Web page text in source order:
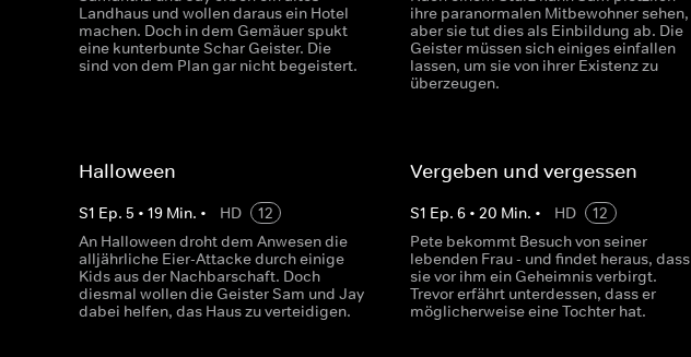
Landhaus und wollen daraus ein Hotel
machen. Doch in dem Gemäuer spukt
eine kunterbunte Schar Geister. Die
sind von dem Plan gar nicht begeistert.
ihre paranormalen Mitbewohner sehen,
aber sie tut dies als Einbildung ab. Die
Geister müssen sich einiges einfallen
lassen, um sie von ihrer Existenz zu
überzeugen.
Halloween
S1 Ep. 5 • 19 Min. • HD
12
An Halloween droht dem Anwesen die
alljährliche Eier-Attacke durch einige
Kids aus der Nachbarschaft. Doch
diesmal wollen die Geister Sam und Jay
dabei helfen, das Haus zu verteidigen.
Vergeben und vergessen
S1 Ep.6 •20 Min. • HD
12
Pete bekommt Besuch von seiner
lebenden Frau - und findet heraus, dass
sie vor ihm ein Geheimnis verbirgt.
Trevor erfährt unterdessen, dass er
möglicherweise eine Tochter hat.